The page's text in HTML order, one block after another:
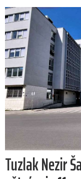
Tuzlak Nezir